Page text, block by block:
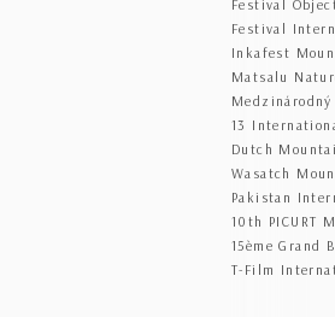
Festival
Festival
Inkafest
Matsalu
13
Dutch
Wasatch
Pakistan
10th PICURT
15ème Grand
T-Film